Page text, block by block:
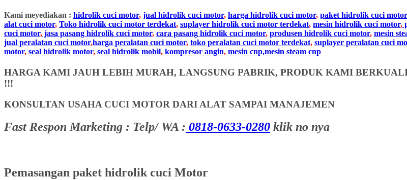
Kami meyediakan : hidrolik cuci motor, jual hidrolik cuci motor, harga hidrolik cuci motor, paket hidrolik cuci motor
alat cuci motor, Toko hidrolik cuci motor terdekat, suplayer hidrolik cuci motor terdekat, mesin hidrolik cuci motor,
cuci motor, jasa pasang hidrolik cuci motor, cara pasang hidrolik cuci motor, produsen hidrolik cuci motor, mesin
jual peralatan cuci motor,harga peralatan cuci motor, toko peralatan cuci motor terdekat, suplayer peralatan cuci
motor, seal hidrolik motor, seal hidrolik mobil, kompresor angin, mesin cnp,mesin steam cnp
HARGA KAMI JAUH LEBIH MURAH, LANGSUNG PABRIK, PRODUK KAMI
!!!
KONSULTAN USAHA CUCI MOTOR DARI ALAT SAMPAI MANAJEMEN
Fast Respon Marketing : Telp/ WA : 0818-0633-0280 klik no nya
Pemasangan paket hidrolik cuci Motor